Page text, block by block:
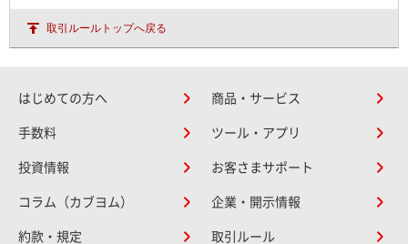
取引ルールトップへ戻る
はじめての方へ 商品・サービス
手数料 ツール・アプリ
投資情報 お客さまサポート
コラム（カブヨム） 企業・開示情報
約款・規定 取引ルール